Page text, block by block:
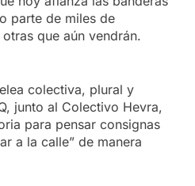
parte de miles de
que aún vendrán.
colectiva, plural y
junto al Colectivo Hevra,
para pensar consignas
a la calle” de manera